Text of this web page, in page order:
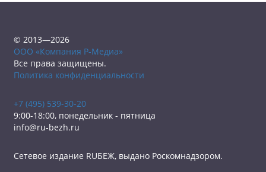
© 2013—2026
ООО «Компания Р-Медиа»
Все права защищены.
Политика конфиденциальности
+7 (495) 539-30-20
9:00-18:00, понедельник - пятница
info@ru-bezh.ru
Сетевое издание RUБЕЖ, выдано Роскомнадзором.